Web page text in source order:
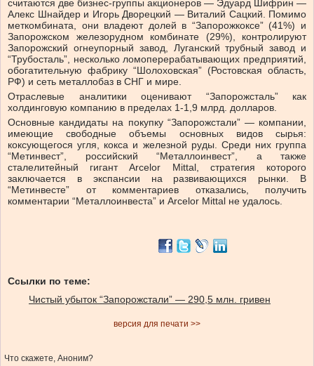
считаются две бизнес-группы акционеров — Эдуард Шифрин —
Алекс Шнайдер и Игорь Дворецкий — Виталий Сацкий. Помимо
меткомбината, они владеют долей в “Запорожкоксе” (41%) и
Запорожском железорудном комбинате (29%), контролируют
Запорожский огнеупорный завод, Луганский трубный завод и
“Трубосталь”, несколько ломоперерабатывающих предприятий,
обогатительную фабрику “Шолоховская” (Ростовская область,
РФ) и сеть металлобаз в СНГ и мире.
Отраслевые аналитики оценивают “Запорожсталь” как
холдинговую компанию в пределах 1-1,9 млрд. долларов.
Основные кандидаты на покупку “Запорожстали” — компании,
имеющие свободные объемы основных видов сырья:
коксующегося угля, кокса и железной руды. Среди них группа
“Метинвест”, российский “Металлоинвест”, а также
сталелитейный гигант Arcelor Mittal, стратегия которого
заключается в экспансии на развивающихся рынки. В
“Метинвесте” от комментариев отказались, получить
комментарии “Металлоинвеста” и Arcelor Mittal не удалось.
Ссылки по теме:
Чистый убыток “Запорожстали” — 290,5 млн. гривен
версия для печати >>
Что скажете, Аноним?